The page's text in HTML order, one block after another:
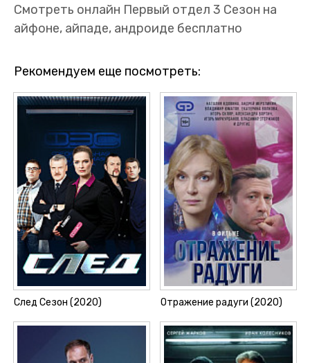
Смотреть онлайн Первый отдел 3 Сезон на
айфоне, айпаде, андроиде бесплатно
Рекомендуем еще посмотреть:
След Сезон (2020) Отражение радуги (2020)